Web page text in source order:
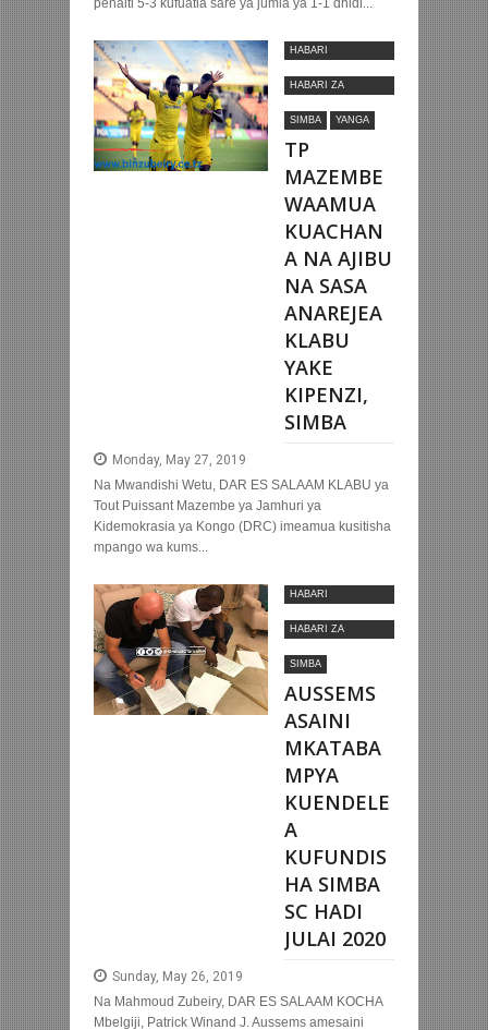
penalti 5-3 kufuatia sare ya jumla ya 1-1 dhidi...
HABARI
HABARI ZA
SIMBA
YANGA
TP
MAZEMBE
WAAMUA
KUACHAN
A NA AJIBU
NA SASA
ANAREJEA
KLABU
YAKE
KIPENZI,
SIMBA
Monday, May 27, 2019
Na Mwandishi Wetu, DAR ES SALAAM KLABU ya
Tout Puissant Mazembe ya Jamhuri ya
Kidemokrasia ya Kongo (DRC) imeamua kusitisha
mpango wa kums...
HABARI
HABARI ZA
SIMBA
AUSSEMS
ASAINI
MKATABA
MPYA
KUENDELE
A
KUFUNDIS
HA SIMBA
SC HADI
JULAI 2020
Sunday, May 26, 2019
Na Mahmoud Zubeiry, DAR ES SALAAM KOCHA
Mbelgiji, Patrick Winand J. Aussems amesaini